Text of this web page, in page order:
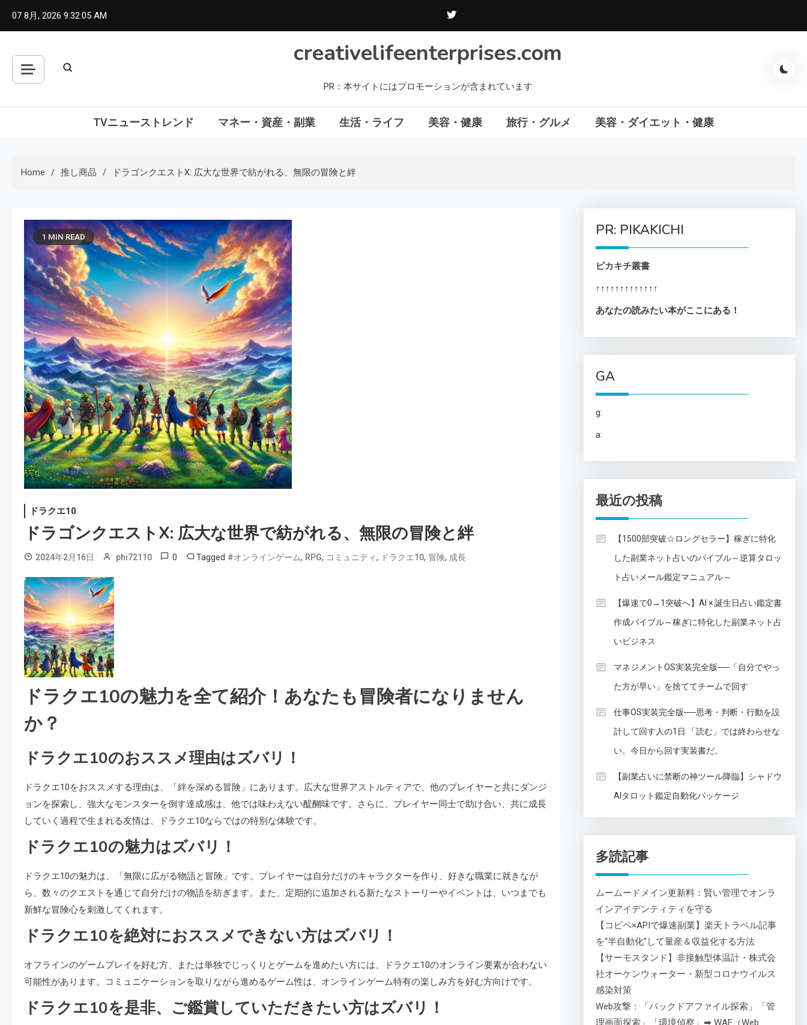
07 8月, 2026 9:32:06 AM
creativelifeenterprises.com
PR：本サイトにはプロモーションが含まれています
TVニューストレンド マネー・資産・副業 生活・ライフ 美容・健康 旅行・グルメ 美容・ダイエット・健康
Home 推し商品 ドラゴンクエストX: 広大な世界で紡がれる、無限の冒険と絆
1 MIN READ
ドラクエ10
ドラゴンクエストX: 広大な世界で紡がれる、無限の冒険と絆
2024年2月16日 phi72110 0 Tagged #オンラインゲーム, RPG, コミュニティ, ドラクエ10, 冒険, 成長
ドラクエ10の魅力を全て紹介！あなたも冒険者になりません
か？
ドラクエ10のおススメ理由はズバリ！
ドラクエ10をおススメする理由は、「絆を深める冒険」にあります。広大な世界アストルティアで、他のプレイヤーと共にダンジ
ョンを探索し、強大なモンスターを倒す達成感は、他では味わえない醍醐味です。さらに、プレイヤー同士で助け合い、共に成長
していく過程で生まれる友情は、ドラクエ10ならではの特別な体験です。
ドラクエ10の魅力はズバリ！
ドラクエ10の魅力は、「無限に広がる物語と冒険」です。プレイヤーは自分だけのキャラクターを作り、好きな職業に就きなが
ら、数々のクエストを通じて自分だけの物語を紡ぎます。また、定期的に追加される新たなストーリーやイベントは、いつまでも
新鮮な冒険心を刺激してくれます。
ドラクエ10を絶対におススメできない方はズバリ！
オフラインのゲームプレイを好む方、または単独でじっくりとゲームを進めたい方には、ドラクエ10のオンライン要素が合わない
可能性があります。コミュニケーションを取りながら進めるゲーム性は、オンラインゲーム特有の楽しみ方を好む方向けです。
ドラクエ10を是非、ご鑑賞していただきたい方はズバリ！
PR: PIKAKICHI
ピカキチ叢書
↑↑↑↑↑↑↑↑↑↑↑↑↑
あなたの読みたい本がここにある！
GA
g:
a:
最近の投稿
【1500部突破☆ロングセラー】稼ぎに特化
した副業ネット占いのバイブル～逆算タロッ
ト占いメール鑑定マニュアル～
【爆速で0→1突破へ】AI × 誕生日占い鑑定書
作成バイブル～稼ぎに特化した副業ネット占
いビジネス
マネジメントOS実装完全版──「自分でやっ
た方が早い」を捨ててチームで回す
仕事OS実装完全版──思考・判断・行動を設
計して回す人の1日 「読む」では終わらせな
い。今日から回す実装書だ。
【副業占いに禁断の神ツール降臨】シャドウ
AIタロット鑑定自動化パッケージ
多読記事
ムームードメイン更新料：賢い管理でオンラ
インアイデンティティを守る
【コピペ×APIで爆速副業】楽天トラベル記事
を“半自動化”して量産＆収益化する方法
【サーモスタンド】非接触型体温計・株式会
社オーケンウォーター・新型コロナウイルス
感染対策
Web攻撃：「バックドアファイル探索」「管
理画面探索」「環境偵察」➡ WAF（Web